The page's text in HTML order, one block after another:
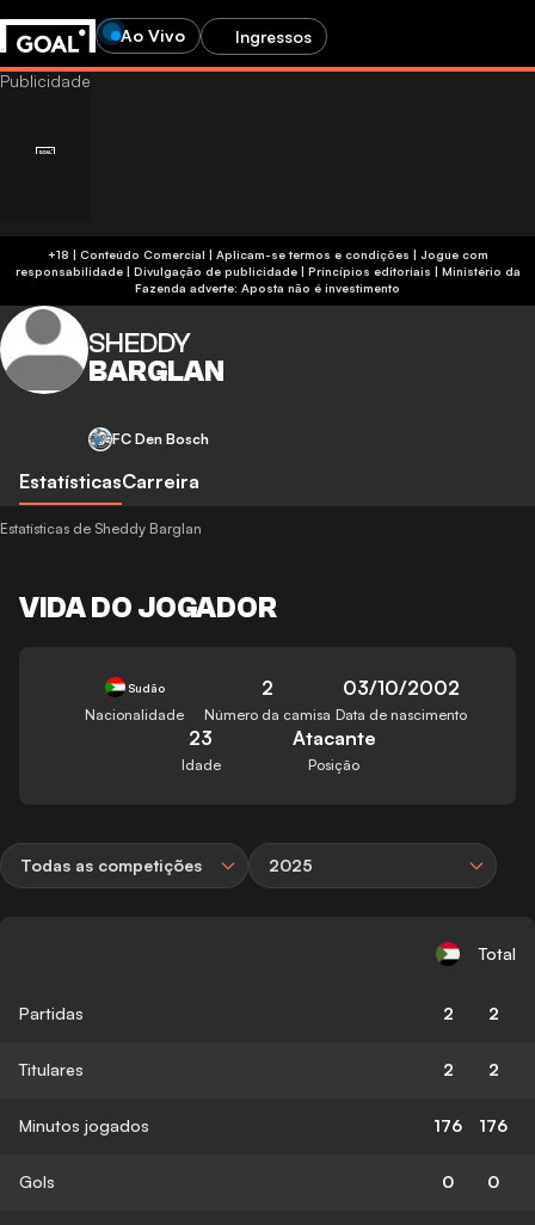
Ao Vivo Ingressos
+18 | Conteúdo Comercial | Aplicam-se termos e condições | Jogue com
responsabilidade| Divulgação de publicidade| Princípios editoriais | Ministério da
Fazenda adverte: Aposta não é investimento
SHEDDY
BARGLAN
FC Den Bosch
EstatísticasCarreira
Estatísticas de Sheddy Barglan
VIDA DO JOGADOR
Sudão
Nacionalidade
2
Número da camisa
03/10/2002
Data de nascimento
23
Idade
Atacante
Posição
Todas as competições 2025
Total
Partidas 2 2
Titulares 2 2
Minutos jogados 176 176
Gols 0 0